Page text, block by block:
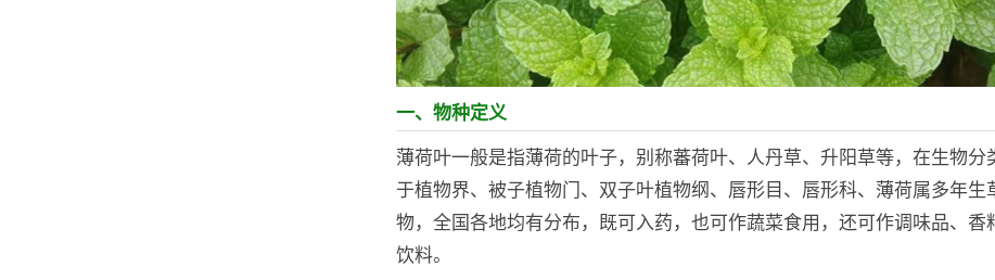
一、物种定义
薄荷叶一般是指薄荷的叶子，别称蕃荷叶、人丹草、升阳草等，在生物分
于植物界、被子植物门、双子叶植物纲、唇形目、唇形科、薄荷属多年生
物，全国各地均有分布，既可入药，也可作蔬菜食用，还可作调味品、香
饮料。